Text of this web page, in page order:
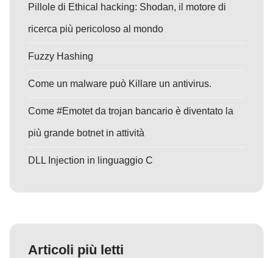
Pillole di Ethical hacking: Shodan, il motore di
ricerca più pericoloso al mondo
Fuzzy Hashing
Come un malware può Killare un antivirus.
Come #Emotet da trojan bancario è diventato la
più grande botnet in attività
DLL Injection in linguaggio C
Articoli più letti